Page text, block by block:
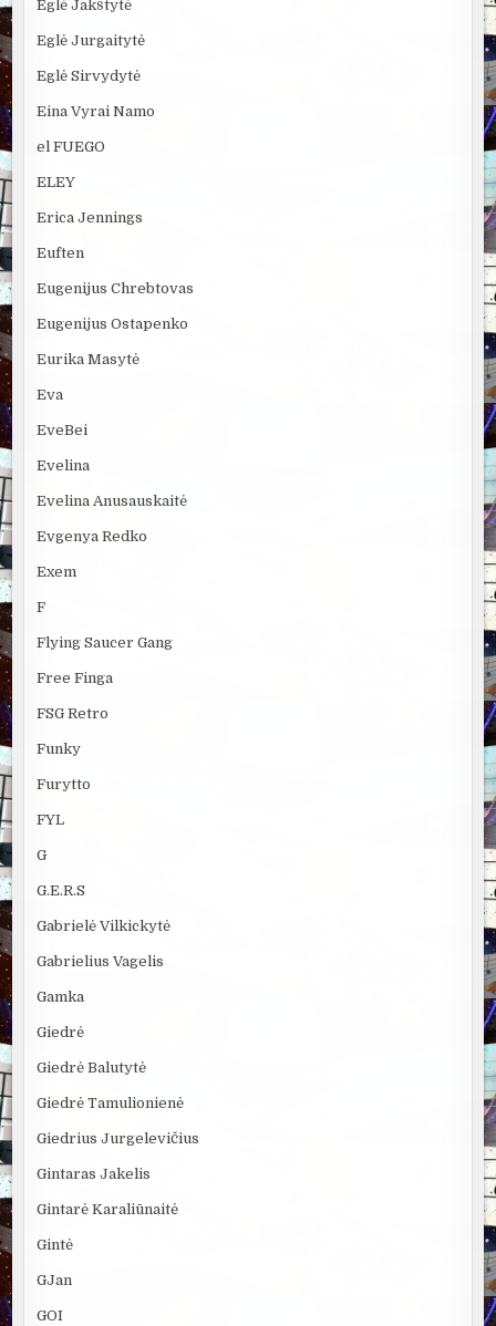
Eglė Jakštytė
Eglė Jurgaitytė
Eglė Sirvydytė
Eina Vyrai Namo
el FUEGO
ELEY
Erica Jennings
Euften
Eugenijus Chrebtovas
Eugenijus Ostapenko
Eurika Masytė
Eva
EveBei
Evelina
Evelina Anusauskaitė
Evgenya Redko
Exem
F
Flying Saucer Gang
Free Finga
FSG Retro
Funky
Furytto
FYL
G
G.E.R.S
Gabrielė Vilkickytė
Gabrielius Vagelis
Gamka
Giedrė
Giedrė Balutytė
Giedrė Tamulionienė
Giedrius Jurgelevičius
Gintaras Jakelis
Gintarė Karaliūnaitė
Gintė
GJan
GOI